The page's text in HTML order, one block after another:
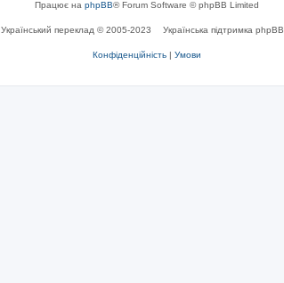
Працює на phpBB® Forum Software © phpBB Limited
Український переклад © 2005-2023 Українська підтримка phpBB
Конфіденційність | Умови